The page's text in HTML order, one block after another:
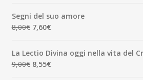
originale
era:
1,90€.
è:
Segni del suo amore
8,00€ Il
originale
era:
8,00€.
7,60€Il
attuale
è:
La Lectio Divina oggi nella vita del
9,00€ Il
8,55€Il